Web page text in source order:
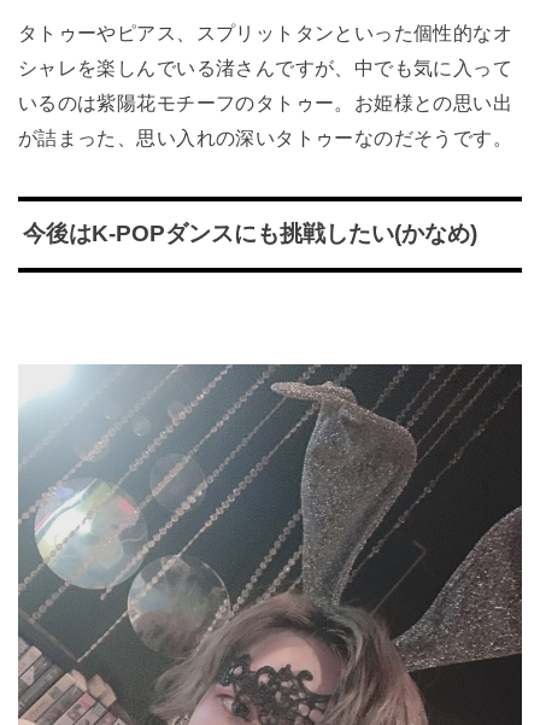
タトゥーやピアス、スプリットタンといった個性的なオ
シャレを楽しんでいる渚さんですが、中でも気に入って
いるのは紫陽花モチーフのタトゥー。お姫様との思い出
が詰まった、思い入れの深いタトゥーなのだそうです。
今後はK-POPダンスにも挑戦したい(かなめ)